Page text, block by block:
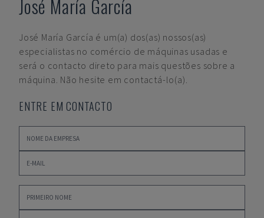
José María García
José María García é um(a) dos(as) nossos(as)
especialistas no comércio de máquinas usadas e
será o contacto direto para mais questões sobre a
máquina. Não hesite em contactá-lo(a).
ENTRE EM CONTACTO